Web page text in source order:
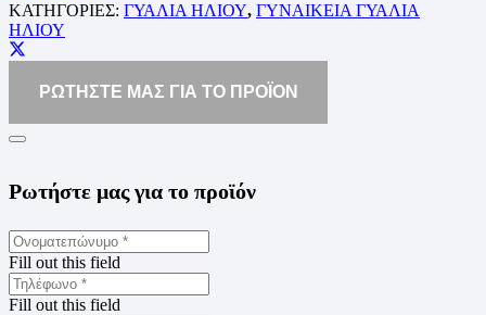
ΚΑΤΗΓΟΡΙΕΣ: ΓΥΑΛΙΑ ΗΛΙΟΥ, ΓΥΝΑΙΚΕΙΑ ΓΥΑΛΙΑ
ΗΛΙΟΥ
ΡΩΤΗΣΤΕ ΜΑΣ ΓΙΑ ΤΟ ΠΡΟΪΟΝ
Ρωτήστε μας για το προϊόν
Fill out this field
Fill out this field